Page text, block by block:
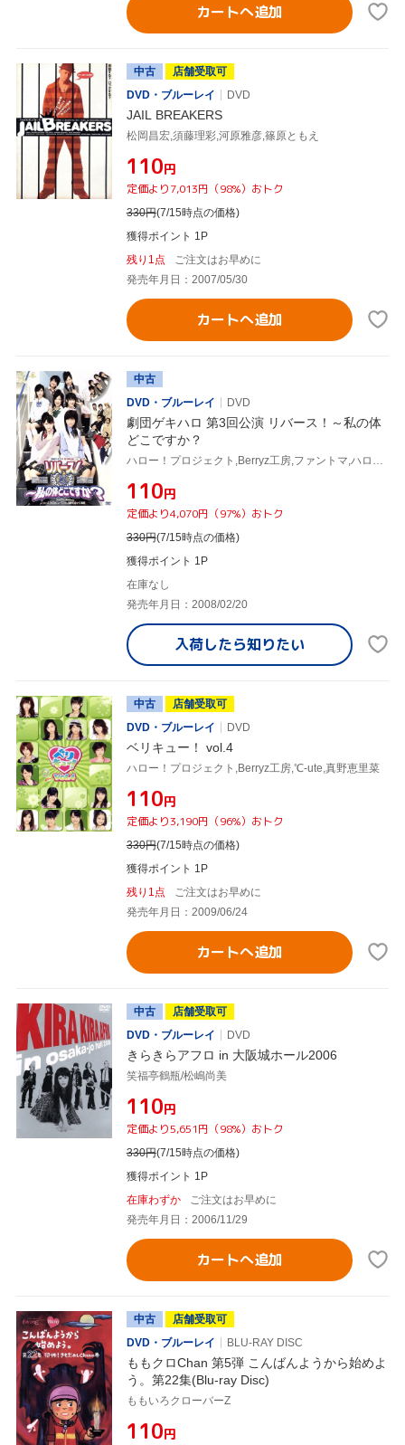
カートへ追加
中古
店舗受取可
DVD・ブルーレイ
DVD
JAIL BREAKERS
松岡昌宏,須藤理彩,河原雅彦,篠原ともえ
¥110円
定価より7,013円（98%）おトク
330円(7/15時点の価格)
獲得ポイント 1P
残り1点
ご注文はお早めに
発売年月日：2007/05/30
カートへ追加
中古
DVD・ブルーレイ
DVD
劇団ゲキハロ 第3回公演 リバース！～私の体
どこですか？
¥110円
定価より4,070円（97%）おトク
330円(7/15時点の価格)
獲得ポイント 1P
在庫なし
発売年月日：2008/02/20
入荷したら知りたい
中古
店舗受取可
DVD・ブルーレイ
DVD
ベリキュー！ vol.4
ハロー！プロジェクト,Berryz工房,℃-ute,真野恵里菜
¥110円
定価より3,190円（96%）おトク
330円(7/15時点の価格)
獲得ポイント 1P
残り1点
ご注文はお早めに
発売年月日：2009/06/24
カートへ追加
中古
店舗受取可
DVD・ブルーレイ
DVD
きらきらアフロ in 大阪城ホール2006
笑福亭鶴瓶/松嶋尚美
¥110円
定価より5,651円（98%）おトク
330円(7/15時点の価格)
獲得ポイント 1P
在庫わずか
ご注文はお早めに
発売年月日：2006/11/29
カートへ追加
中古
店舗受取可
DVD・ブルーレイ
BLU-RAY DISC
ももクロChan 第5弾 こんばんようから始めよ
う。第22集(Blu-ray Disc)
ももいろクローバーZ
¥110円